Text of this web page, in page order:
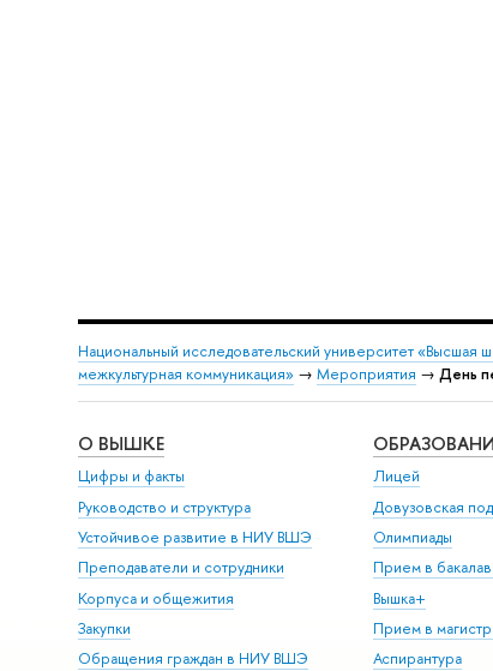
Национальный исследовательский университет «Высшая
межкультурная коммуникация» → Мероприятия → День
О ВЫШКЕ
Цифры и факты
Руководство и структура
Устойчивое развитие в НИУ ВШЭ
Преподаватели и сотрудники
Корпуса и общежития
Закупки
Обращения граждан в НИУ ВШЭ
Лицей
Довузовская
Олимпиады
Прием в
Вышка+
Прием в
Аспирантура